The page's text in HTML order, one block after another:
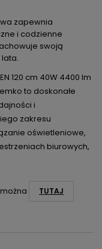
zapewnia
i codzienne
swoją
120 cm 40W 4400 lm
to doskonałe
i
zakresu
oświetleniowe,
biurowych,
TUTAJ